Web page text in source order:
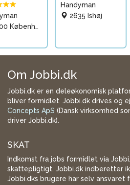
København N
Handyman
2635 Ishøj
Om Jobbi.dk
Jobbi.dk er en deleøkonomisk
bliver formidlet. Jobbi.dk drives og
Concepts ApS (Dansk virksomhed
driver Jobbi.dk).
SKAT
Indkomst fra jobs formidlet via
skattepligtigt. Jobbi.dk indberetter
Jobbi.dks brugere har selv ansvaret